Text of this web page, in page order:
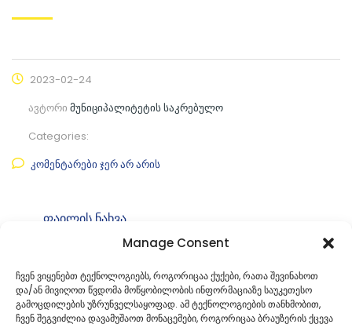
Manage Consent
ჩვენ ვიყენებთ ტექნოლოგიებს, როგორიცაა ქუქები, რათა შევინახოთ
და/ან მივიღოთ წვდომა მოწყობილობის ინფორმაციაზე საუკეთესო
გამოცდილების უზრუნველსაყოფად. ამ ტექნოლოგიების თანხმობით,
ჩვენ შეგვიძლია დავამუშაოთ მონაცემები, როგორიცაა ბრაუზერის ქცევა
2023-02-24
ავტორი მუნიციპალიტეტის საკრებულო
Categories:
კომენტარები ჯერ არ არის
ფაილის ნახვა
კატეგორიასაკრებულოს განკარგულებები
ID:გ-49. 49230556